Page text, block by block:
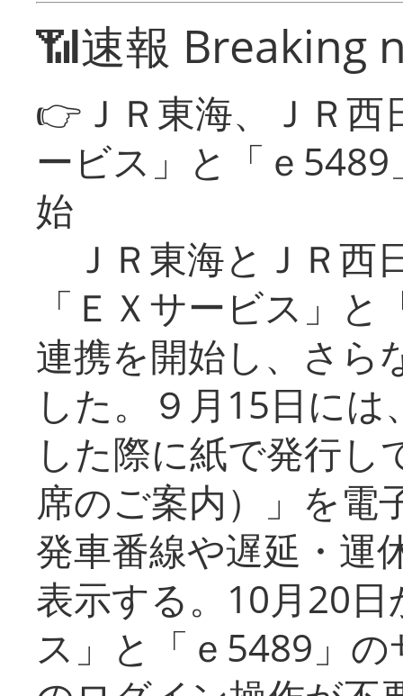
📶速報 Breaking
👉ＪＲ東海、ＪＲ
ービス」と「ｅ
始
ＪＲ東海とＪＲ西
「ＥＸサービス」
連携を開始し、さら
した。９月15日に
した際に紙で発行し
席のご案内）」を電
発車番線や遅延・運
表示する。10月20
ス」と「ｅ5489」